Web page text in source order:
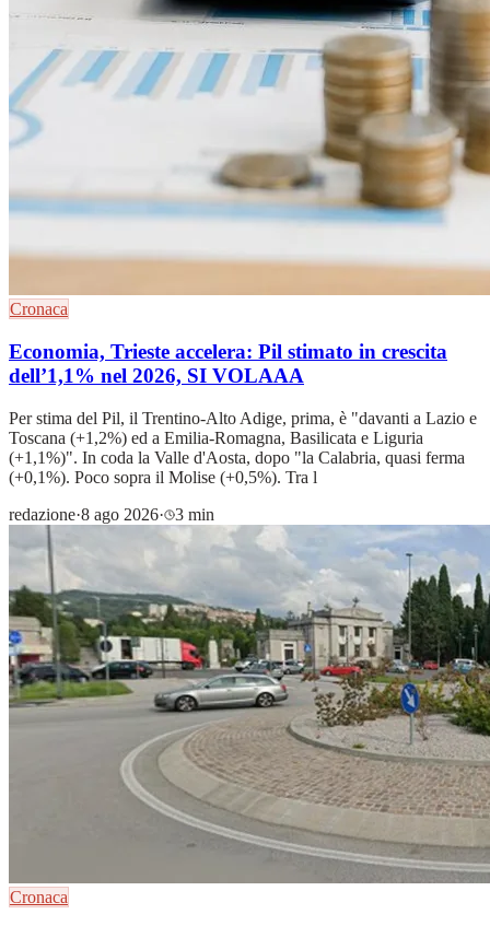
Cronaca
Economia, Trieste accelera: Pil stimato in crescita
dell’1,1% nel 2026, SI VOLAAA
Per stima del Pil, il Trentino-Alto Adige, prima, è "davanti a Lazio e
Toscana (+1,2%) ed a Emilia-Romagna, Basilicata e Liguria
(+1,1%)". In coda la Valle d'Aosta, dopo "la Calabria, quasi ferma
(+0,1%). Poco sopra il Molise (+0,5%). Tra l
redazione·8 ago 2026· 3 min
Cronaca